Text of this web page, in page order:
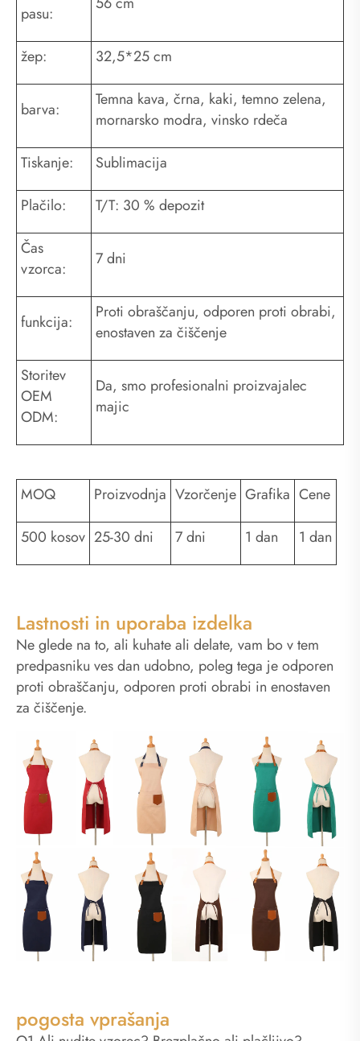
pasu:
žep: 32,5*25 cm
barva:
Temna kava, črna, kaki, temno zelena,
mornarsko modra, vinsko rdeča
Tiskanje: Sublimacija
Plačilo: T/T: 30 % depozit
Čas
vzorca:
7 dni
funkcija:
Proti obraščanju, odporen proti obrabi,
enostaven za čiščenje
Storitev
OEM
ODM:
Da, smo profesionalni proizvajalec
majic
MOQ Proizvodnja Vzorčenje Grafika Cene
500 kosov 25-30 dni 7 dni 1 dan 1 dan
Lastnosti in uporaba izdelka
Ne glede na to, ali kuhate ali delate, vam bo v tem
predpasniku ves dan udobno, poleg tega je odporen
proti obraščanju, odporen proti obrabi in enostaven
za čiščenje.
pogosta vprašanja